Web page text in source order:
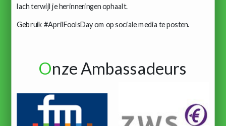
lach terwijl je herinneringen ophaalt.
Gebruik #AprilFoolsDay om op sociale media te posten.
Onze Ambassadeurs